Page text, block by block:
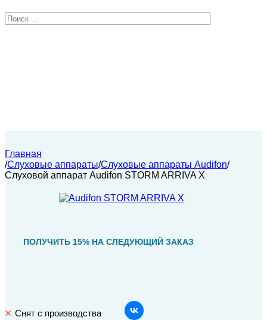
Главная
/Слуховые аппараты/Слуховые аппараты Audifon/
Слуховой аппарат Audifon STORM ARRIVA X
ПОЛУЧИТЬ 15% НА СЛЕДУЮЩИЙ ЗАКАЗ
Снят с производства